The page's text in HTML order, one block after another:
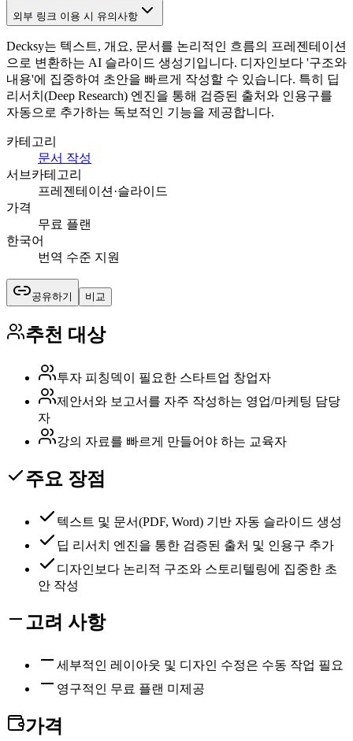
외부 링크 이용 시 유의사항
Decksy는 텍스트, 개요, 문서를 논리적인 흐름의 프레젠테이션
으로 변환하는 AI 슬라이드 생성기입니다. 디자인보다 '구조와
내용'에 집중하여 초안을 빠르게 작성할 수 있습니다. 특히 딥
리서치(Deep Research) 엔진을 통해 검증된 출처와 인용구를
자동으로 추가하는 독보적인 기능을 제공합니다.
카테고리
문서 작성
서브카테고리
프레젠테이션·슬라이드
가격
무료 플랜
한국어
번역 수준 지원
공유하기 비교
추천 대상
투자 피칭덱이 필요한 스타트업 창업자
제안서와 보고서를 자주 작성하는 영업/마케팅 담당
자
강의 자료를 빠르게 만들어야 하는 교육자
주요 장점
텍스트 및 문서(PDF, Word) 기반 자동 슬라이드 생성
딥 리서치 엔진을 통한 검증된 출처 및 인용구 추가
디자인보다 논리적 구조와 스토리텔링에 집중한 초
안 작성
고려 사항
세부적인 레이아웃 및 디자인 수정은 수동 작업 필요
영구적인 무료 플랜 미제공
가격